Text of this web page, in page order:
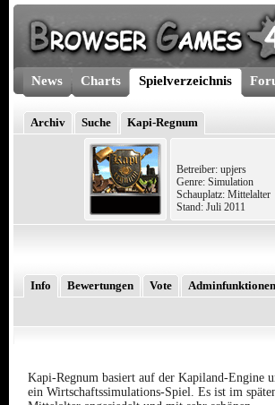
News Charts Spielverzeichnis
Archiv Suche Kapi-Regnum
Betreiber: upjers
Genre: Simulation
Schauplatz: Mittelalter
Stand: Juli 2011
Info Bewertungen Vote Adminfunktionen
Kapi-Regnum basiert auf der Kapiland-Engine
ein Wirtschaftssimulations-Spiel. Es ist im